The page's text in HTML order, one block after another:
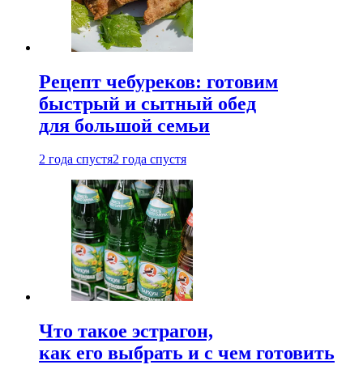
Рецепт чебуреков: готовим
быстрый и сытный обед
для большой семьи
2 года спустя2 года спустя
Что такое эстрагон,
как его выбрать и с чем готовить